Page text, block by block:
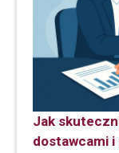
Jak
dostawcami i